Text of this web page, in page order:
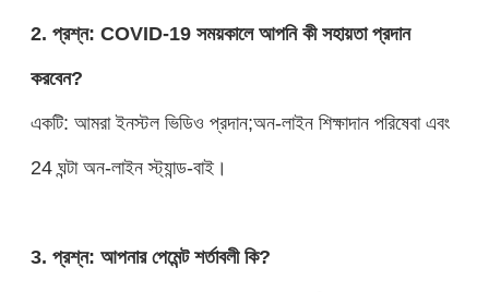
2. প্রশ্ন: COVID-19 সময়কালে আপনি কী সহায়তা প্রদান
করবেন?
একটি: আমরা ইনস্টল ভিডিও প্রদান;অন-লাইন শিক্ষাদান পরিষেবা এবং
24 ঘন্টা অন-লাইন স্ট্যান্ড-বাই।
3. প্রশ্ন: আপনার পেমেন্ট শর্তাবলী কি?